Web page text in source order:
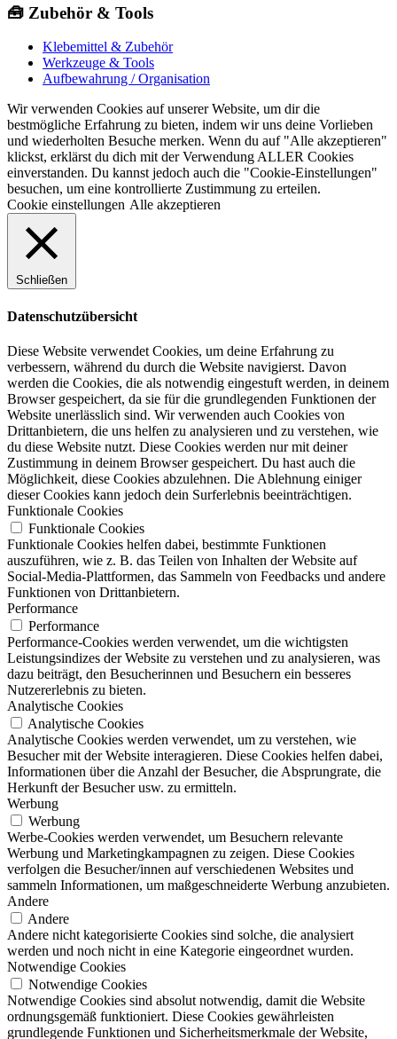
🧰 Zubehör & Tools
Klebemittel & Zubehör
Werkzeuge & Tools
Aufbewahrung / Organisation
Wir verwenden Cookies auf unserer Website, um dir die
bestmögliche Erfahrung zu bieten, indem wir uns deine Vorlieben
und wiederholten Besuche merken. Wenn du auf "Alle akzeptieren"
klickst, erklärst du dich mit der Verwendung ALLER Cookies
einverstanden. Du kannst jedoch auch die "Cookie-Einstellungen"
besuchen, um eine kontrollierte Zustimmung zu erteilen.
Cookie einstellungen Alle akzeptieren
Schließen
Datenschutzübersicht
Diese Website verwendet Cookies, um deine Erfahrung zu
verbessern, während du durch die Website navigierst. Davon
werden die Cookies, die als notwendig eingestuft werden, in deinem
Browser gespeichert, da sie für die grundlegenden Funktionen der
Website unerlässlich sind. Wir verwenden auch Cookies von
Drittanbietern, die uns helfen zu analysieren und zu verstehen, wie
du diese Website nutzt. Diese Cookies werden nur mit deiner
Zustimmung in deinem Browser gespeichert. Du hast auch die
Möglichkeit, diese Cookies abzulehnen. Die Ablehnung einiger
dieser Cookies kann jedoch dein Surferlebnis beeinträchtigen.
Funktionale Cookies
Funktionale Cookies
Funktionale Cookies helfen dabei, bestimmte Funktionen
auszuführen, wie z. B. das Teilen von Inhalten der Website auf
Social-Media-Plattformen, das Sammeln von Feedbacks und andere
Funktionen von Drittanbietern.
Performance
Performance
Performance-Cookies werden verwendet, um die wichtigsten
Leistungsindizes der Website zu verstehen und zu analysieren, was
dazu beiträgt, den Besucherinnen und Besuchern ein besseres
Nutzererlebnis zu bieten.
Analytische Cookies
Analytische Cookies
Analytische Cookies werden verwendet, um zu verstehen, wie
Besucher mit der Website interagieren. Diese Cookies helfen dabei,
Informationen über die Anzahl der Besucher, die Absprungrate, die
Herkunft der Besucher usw. zu ermitteln.
Werbung
Werbung
Werbe-Cookies werden verwendet, um Besuchern relevante
Werbung und Marketingkampagnen zu zeigen. Diese Cookies
verfolgen die Besucher/innen auf verschiedenen Websites und
sammeln Informationen, um maßgeschneiderte Werbung anzubieten.
Andere
Andere
Andere nicht kategorisierte Cookies sind solche, die analysiert
werden und noch nicht in eine Kategorie eingeordnet wurden.
Notwendige Cookies
Notwendige Cookies
Notwendige Cookies sind absolut notwendig, damit die Website
ordnungsgemäß funktioniert. Diese Cookies gewährleisten
grundlegende Funktionen und Sicherheitsmerkmale der Website,